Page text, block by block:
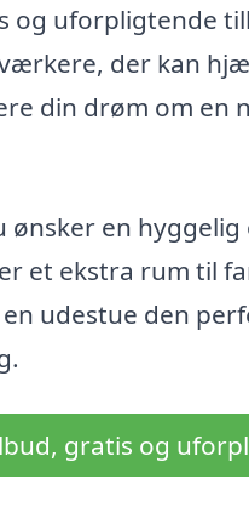
og uforpligtende
der kan
din drøm om en
ønsker en hyggelig
et ekstra rum til
udestue den
gratis og